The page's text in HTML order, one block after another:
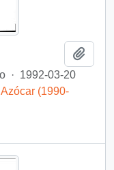
· 1992-03-20
(1990-